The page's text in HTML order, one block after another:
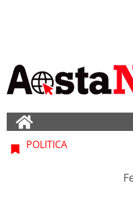
POLITICA